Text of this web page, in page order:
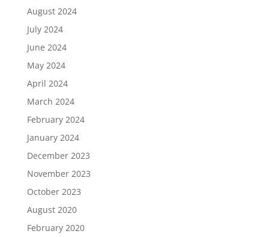
August 2024
July 2024
June 2024
May 2024
April 2024
March 2024
February 2024
January 2024
December 2023
November 2023
October 2023
August 2020
February 2020